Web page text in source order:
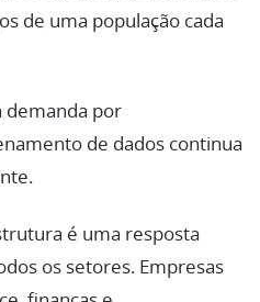
de uma população cada
demanda por
de dados continua
é uma resposta
os setores. Empresas